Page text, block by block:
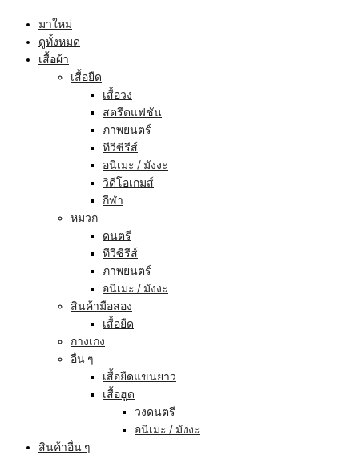
มาใหม่
ดูทั้งหมด
เสื้อผ้า
เสื้อยืด
เสื้อวง
สตรีตแฟชัน
ภาพยนตร์
ทีวีซีรีส์
อนิเมะ / มังงะ
วิดีโอเกมส์
กีฬา
หมวก
ดนตรี
ทีวีซีรีส์
ภาพยนตร์
อนิเมะ / มังงะ
สินค้ามือสอง
เสื้อยืด
กางเกง
อื่น ๆ
เสื้อยืดแขนยาว
เสื้อฮูด
วงดนตรี
อนิเมะ / มังงะ
สินค้าอื่น ๆ